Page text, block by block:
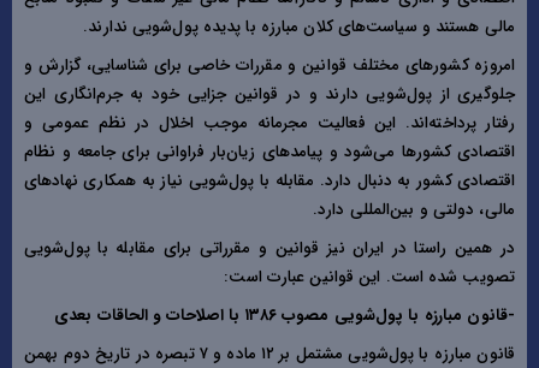
مالی هستند و سیاست‌های کلان مبارزه با پدیده پول‌شویی ندارند.
امروزه کشور‌های مختلف قوانین و مقررات خاصی برای شناسایی، گزارش و
جلوگیری از پول‌شویی دارند و در قوانین جزایی خود به جرم‌انگاری این
رفتار پرداخته‌اند. این فعالیت مجرمانه موجب اخلال در نظم عمومی و
اقتصادی کشور‌ها می‌شود و پیامد‌های زیان‌بار فراوانی برای جامعه و نظام
اقتصادی کشور به دنبال دارد. مقابله با پول‌شویی نیاز به همکاری نهاد‌های
مالی، دولتی و بین‌المللی دارد.
در همین راستا در ایران نیز قوانین و مقرراتی برای مقابله با پول‌شویی
تصویب شده است. این قوانین عبارت است:
-قانون مبارزه با پول‌شویی مصوب ۱۳۸۶ با اصلاحات و الحاقات بعدی
قانون مبارزه با پول‌شویی مشتمل بر ۱۲ ماده و ۷ تبصره در تاریخ دوم بهمن